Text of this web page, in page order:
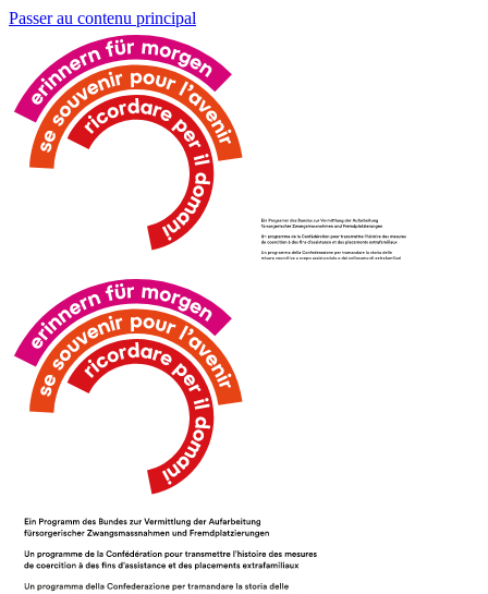
Passer au contenu principal